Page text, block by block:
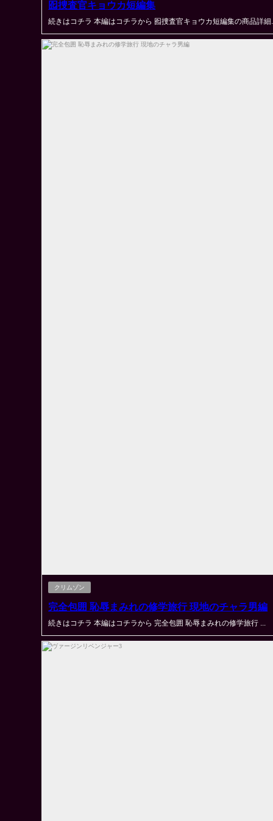
囮捜査官キョウカ短編集
続きはコチラ 本編はコチラから 囮捜査官キョウカ短編集の商品詳細
クリムゾン
完全包囲 恥辱まみれの修学旅行 現地のチャラ男編
続きはコチラ 本編はコチラから 完全包囲 恥辱まみれの修学旅行 ...